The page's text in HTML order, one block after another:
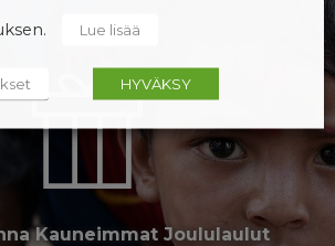
Kauneimmat Joululaulut
Lue lisää
HYVÄKSY